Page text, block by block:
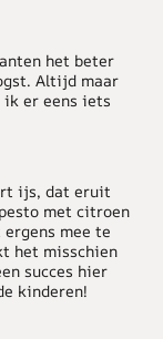
het beter
Altijd maar
ik er eens iets
ijs, dat eruit
met citroen
mee te
het misschien
succes hier
kinderen!